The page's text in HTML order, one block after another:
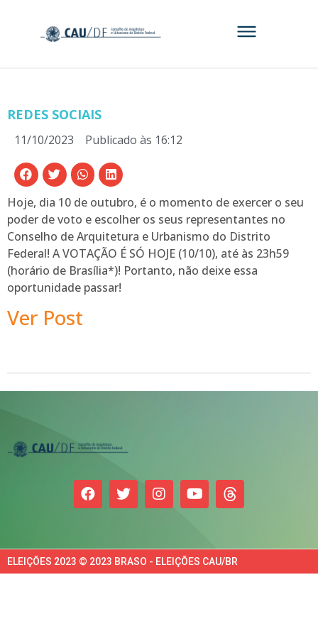
REDES SOCIAIS
11/10/2023 Publicado às 16:12
Hoje, dia 10 de outubro, é o momento de exercer o seu
poder de voto e escolher os seus representantes no
Conselho de Arquitetura e Urbanismo do Distrito
Federal! A VOTAÇÃO É SÓ HOJE (10/10), até às 23h59
(horário de Brasília*)! Portanto, não deixe essa
oportunidade passar!
Ver Post
ELEIÇÕES 2023 © 2023 BRASO - ELEIÇÕES CAU/BR